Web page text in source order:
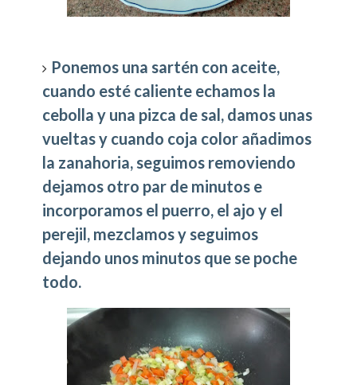
Ponemos una sartén con aceite,
cuando esté caliente echamos la
cebolla y una pizca de sal, damos unas
vueltas y cuando coja color añadimos
la zanahoria, seguimos removiendo
dejamos otro par de minutos e
incorporamos el puerro, el ajo y el
perejil, mezclamos y seguimos
dejando unos minutos que se poche
todo.